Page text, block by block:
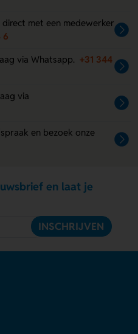
direct met een medewerker
6
via Whatsapp. +31 344
via
en bezoek onze
en laat je
INSCHRIJVEN